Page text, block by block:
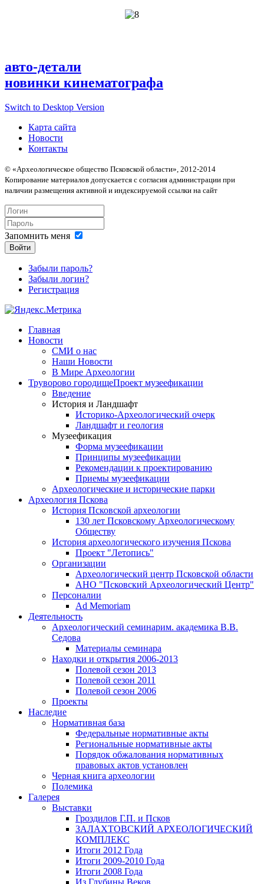
авто-детали
новинки кинематографа
Switch to Desktop Version
Карта сайта
Новости
Контакты
© «Археологическое общество Псковской области», 2012-2014
Копирование материалов допускается с согласия администрации при
наличии размещения активной и индексируемой ссылки на сайт
Запомнить меня
Войти
Забыли пароль?
Забыли логин?
Регистрация
Главная
Новости
СМИ о нас
Наши Новости
В Мире Археологии
Труворово городищеПроект музеефикации
Введение
История и Ландшафт
Историко-Археологический очерк
Ландшафт и геология
Музеефикация
Форма музеефикации
Принципы музеефикации
Рекомендации к проектированию
Приемы музеефикации
Археологические и исторические парки
Археология Пскова
История Псковской археологии
130 лет Псковскому Археологическому
Обществу
История археологического изучения Пскова
Проект "Летопись"
Организации
Археологический центр Псковской области
АНО "Псковский Археологический Центр"
Персоналии
Ad Memoriam
Деятельность
Археологический семинарим. академика В.В.
Седова
Материалы семинара
Находки и открытия 2006-2013
Полевой сезон 2013
Полевой сезон 2011
Полевой сезон 2006
Проекты
Наследие
Нормативная база
Федеральные нормативные акты
Региональные нормативные акты
Порядок обжалования нормативных
правовых актов установлен
Черная книга археологии
Полемика
Галерея
Выставки
Гроздилов Г.П. и Псков
ЗАЛАХТОВСКИЙ АРХЕОЛОГИЧЕСКИЙ
КОМПЛЕКС
Итоги 2012 Года
Итоги 2009-2010 Года
Итоги 2008 Года